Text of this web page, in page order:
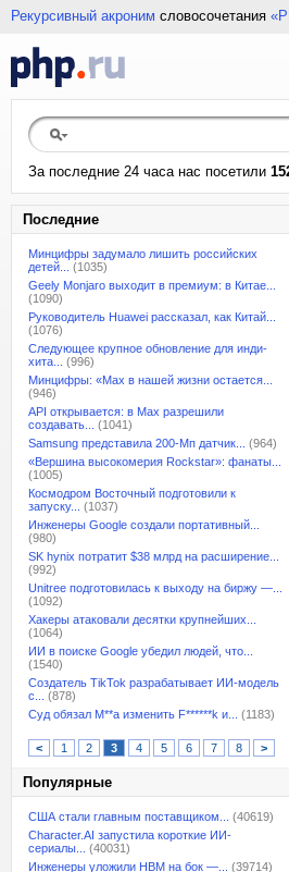
Рекурсивный акроним словосочетания
За последние 24 часа нас посетили
Последние
Минцифры задумало лишить российских
детей...
(1035)
Geely Monjaro выходит в премиум: в Китае...
(1090)
Руководитель Huawei рассказал, как Китай...
(1076)
Следующее крупное обновление для инди-
хита...
(996)
Минцифры: «Max в нашей жизни остается...
(946)
API открывается: в Max разрешили
создавать...
(1041)
Samsung представила 200-Мп датчик...
(964)
«Вершина высокомерия Rockstar»: фанаты...
(1005)
Космодром Восточный подготовили к
запуску...
(1037)
Инженеры Google создали портативный...
(980)
SK hynix потратит $38 млрд на расширение...
(992)
Unitree подготовилась к выходу на биржу —...
(1092)
Хакеры атаковали десятки крупнейших...
(1064)
ИИ в поиске Google убедил людей, что...
(1540)
Создатель TikTok разрабатывает ИИ-модель
с...
(878)
Суд обязал M**a изменить F******k и...
(1183)
< 1 2 3 4 5 6 7 8 >
Популярные
США стали главным поставщиком...
(40619)
Character.AI запустила короткие ИИ-
сериалы...
(40031)
Инженеры уложили HBM на бок —...
(39714)